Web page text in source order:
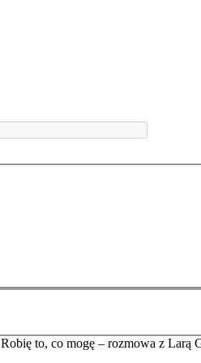
Robię to, co mogę – rozmowa z Larą